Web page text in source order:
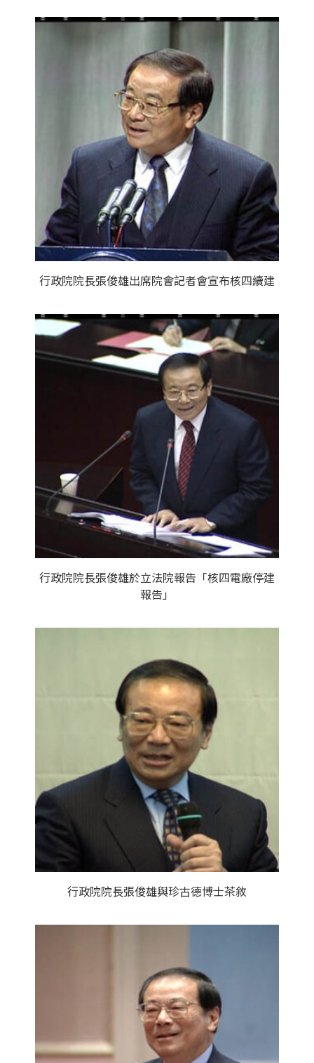
行政院院長張俊雄出席院會記者會宣布核四續建
行政院院長張俊雄於立法院報告「核四電廠停建
報告」
行政院院長張俊雄與珍古德博士茶敘